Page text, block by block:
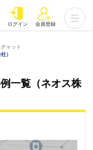
ログイン 会員登録
ャット
）
一覧（ネオス株